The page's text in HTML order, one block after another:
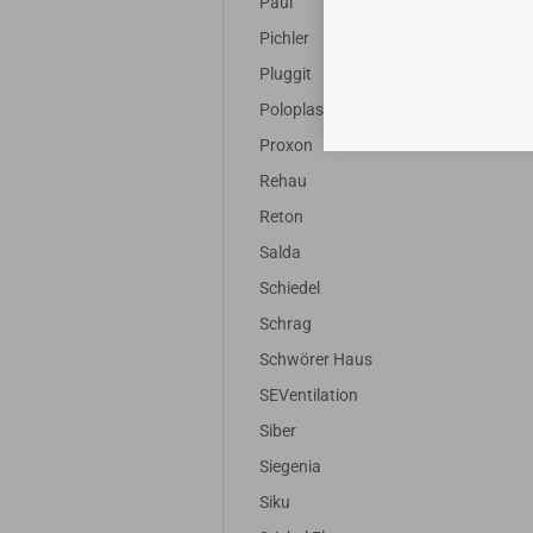
Pichler
Pluggit
Poloplast
Proxon
Rehau
Reton
Salda
Schiedel
Schrag
Schwörer Haus
SEVentilation
Siber
Siegenia
Siku